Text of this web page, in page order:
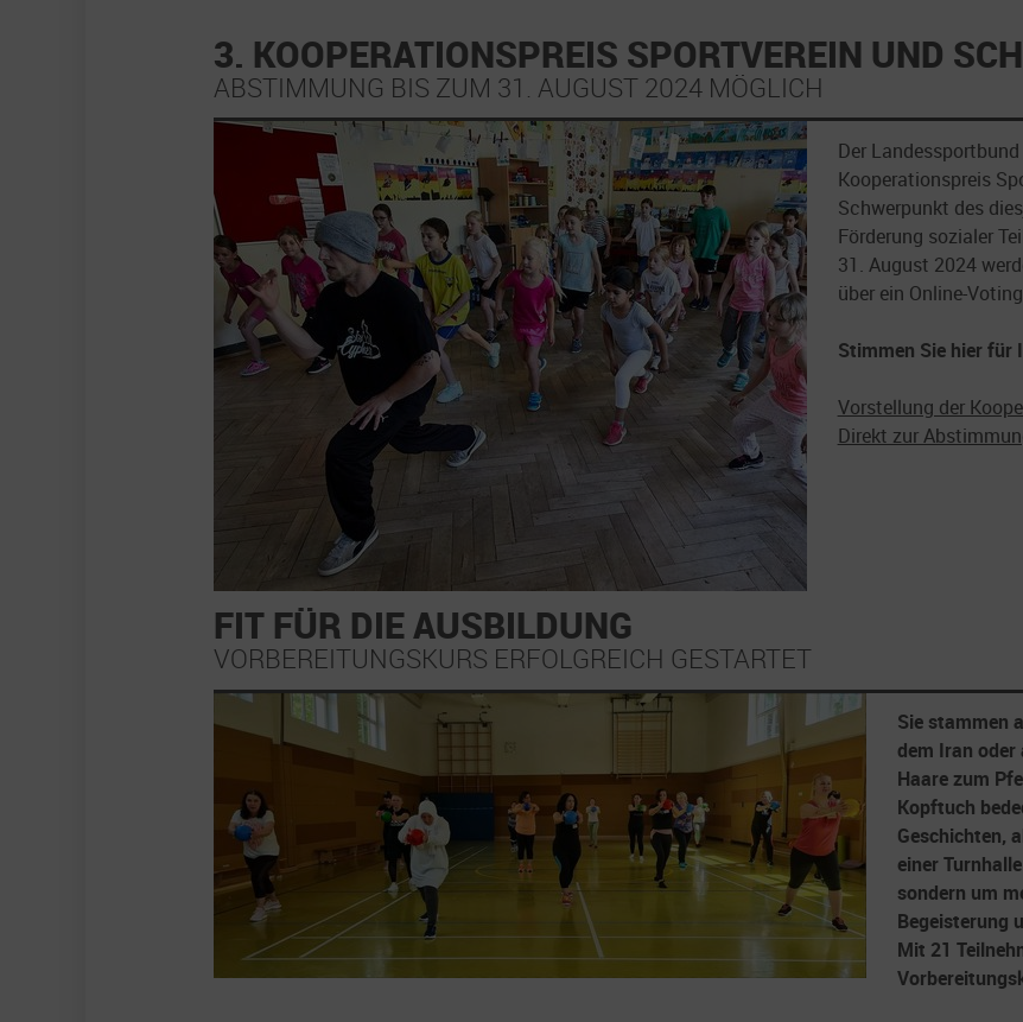
3. KOOPERATIONSPREIS SPORTVEREIN UND
ABSTIMMUNG BIS ZUM 31. AUGUST 2024 MÖGLICH
Der
Kooperationspreis
Schwerpunkt des
Förderung sozialer
31. August 2024
über ein Online-
Stimmen Sie hier für
Vorstellung der
Direkt zur
FIT FÜR DIE AUSBILDUNG
VORBEREITUNGSKURS ERFOLGREICH GESTARTET
Sie stammen
dem Iran
Haare zum
Kopftuch
Geschichten,
einer
sondern um
Begeisterung
Mit 21